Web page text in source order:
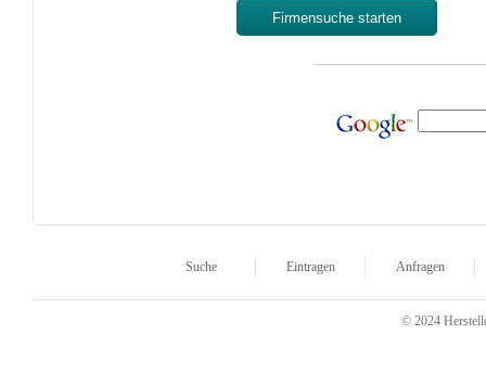
Suche Eintragen Anfragen
© 2024